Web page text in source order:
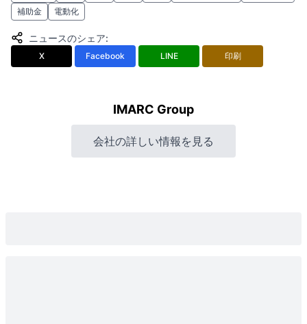
補助金
電動化
ニュースのシェア:
X Facebook LINE 印刷
IMARC Group
会社の詳しい情報を見る